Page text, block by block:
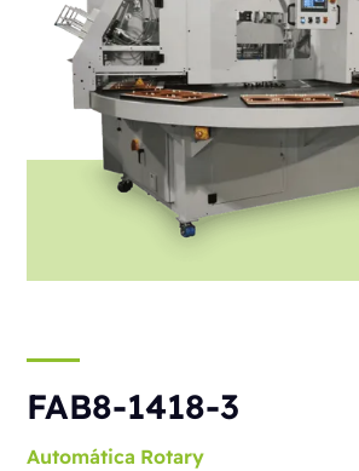
FAB8-1418-3
Automática Rotary